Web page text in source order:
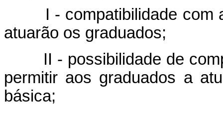
I - compatibilidade com a
atuarão os graduados;
II - possibilidade de
permitir aos graduados a
básica;